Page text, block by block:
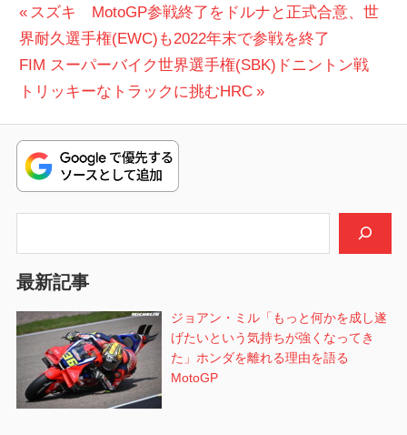
投
稿
ナ
ビ
ゲ
ー
ン
前
の
投
稿:
スズキ MotoGP参戦終了をドルナと正式合意、世
界耐久選手権(EWC)も2022年末で参戦を終了
次
の
稿:
FIM スーパーバイク世界選手権(SBK)ドニントン戦
トリッキーなトラックに挑むHRC
最新記事
ジョアン・ミル「もっと何かを成し遂
げたいという気持ちが強くなってき
た」ホンダを離れる理由を語る
MotoGP